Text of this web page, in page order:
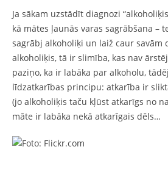
Ja sākam uzstādīt diagnozi
kā mātes ļaunās varas sagrābšana –
sagrābj alkoholiķi un laiž caur savām
alkoholiķis, tā ir slimība, kas nav
paziņo, ka ir labāka par alkoholu,
līdzatkarības principu: atkarība ir
(jo alkoholiķis taču kļūst atkarīgs no
māte ir labāka nekā atkarīgais dēls…